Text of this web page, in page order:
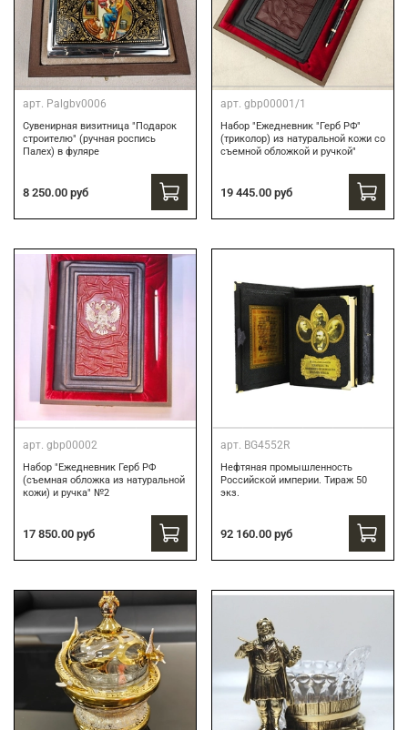
арт. Palgbv0006
Сувенирная визитница "Подарок
строителю" (ручная роспись
Палех) в фуляре
8 250.00 руб
арт. gbp00001/1
Набор "Ежедневник "Герб РФ"
(триколор) из натуральной кожи со
съемной обложкой и ручкой"
19 445.00 руб
арт. gbp00002
Набор "Ежедневник Герб РФ
(съемная обложка из натуральной
кожи) и ручка" №2
17 850.00 руб
арт. BG4552R
Нефтяная промышленность
Российской империи. Тираж 50
экз.
92 160.00 руб